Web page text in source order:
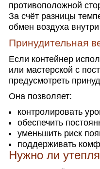
противоположной
За счёт разницы
обмен воздуха
Принудительная
Если контейнер
или мастерской с
предусмотреть
Она позволяет:
контролировать
обеспечить
уменьшить риск
поддерживать
Нужно ли